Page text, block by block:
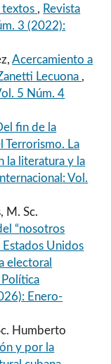
textos , Revista
3 (2022):
Acercamiento a
Lecuona ,
5 Núm. 4
fin de la
Terrorismo. La
la literatura y la
Vol.
M. Sc.
“nosotros
Estados Unidos
electoral
Política
Enero-
Humberto
y por la